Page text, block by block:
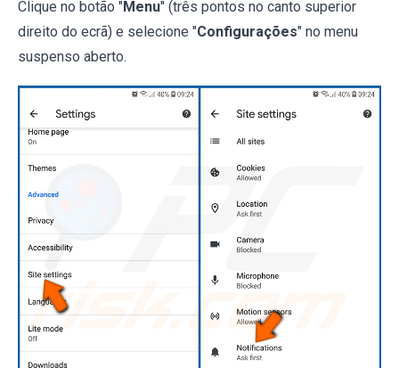
Clique no botão "Menu" (três pontos no canto superior
direito do ecrã) e selecione "Configurações" no menu
suspenso aberto.